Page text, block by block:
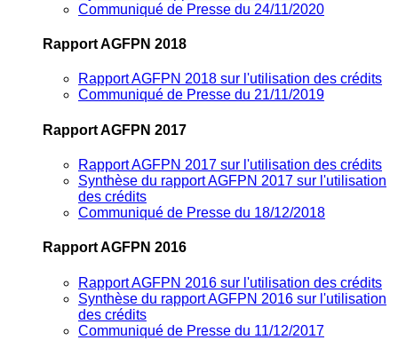
Communiqué de Presse du 24/11/2020
Rapport AGFPN 2018
Rapport AGFPN 2018 sur l'utilisation des crédits
Communiqué de Presse du 21/11/2019
Rapport AGFPN 2017
Rapport AGFPN 2017 sur l'utilisation des crédits
Synthèse du rapport AGFPN 2017 sur l'utilisation
des crédits
Communiqué de Presse du 18/12/2018
Rapport AGFPN 2016
Rapport AGFPN 2016 sur l'utilisation des crédits
Synthèse du rapport AGFPN 2016 sur l'utilisation
des crédits
Communiqué de Presse du 11/12/2017